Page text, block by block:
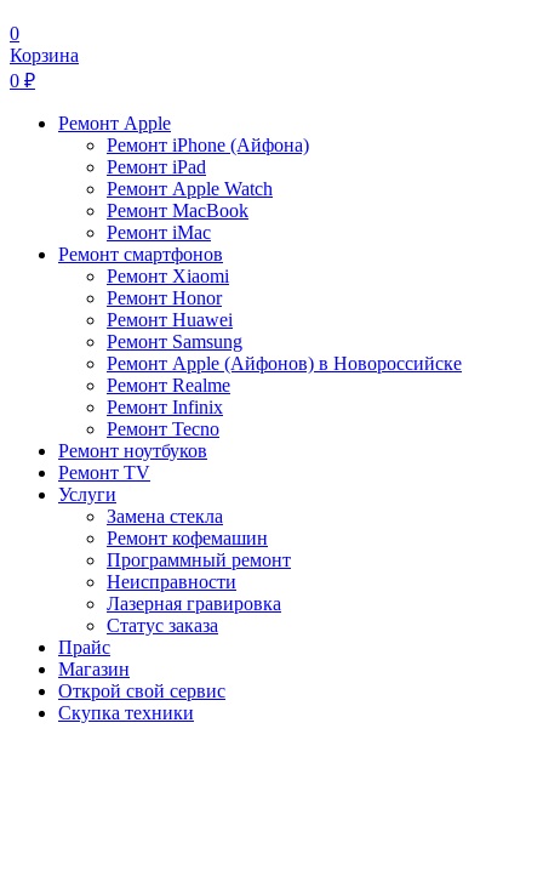
0
Корзина
0 ₽
Ремонт Apple
Ремонт iPhone (Айфона)
Ремонт iPad
Ремонт Apple Watch
Ремонт MacBook
Ремонт iMac
Ремонт смартфонов
Ремонт Xiaomi
Ремонт Honor
Ремонт Huawei
Ремонт Samsung
Ремонт Apple (Айфонов) в Новороссийске
Ремонт Realme
Ремонт Infinix
Ремонт Tecno
Ремонт ноутбуков
Ремонт TV
Услуги
Замена стекла
Ремонт кофемашин
Программный ремонт
Неисправности
Лазерная гравировка
Статус заказа
Прайс
Магазин
Открой свой сервис
Скупка техники